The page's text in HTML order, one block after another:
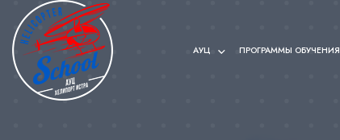
АУЦ ПРОГРАММЫ ОБУЧЕНИЯ